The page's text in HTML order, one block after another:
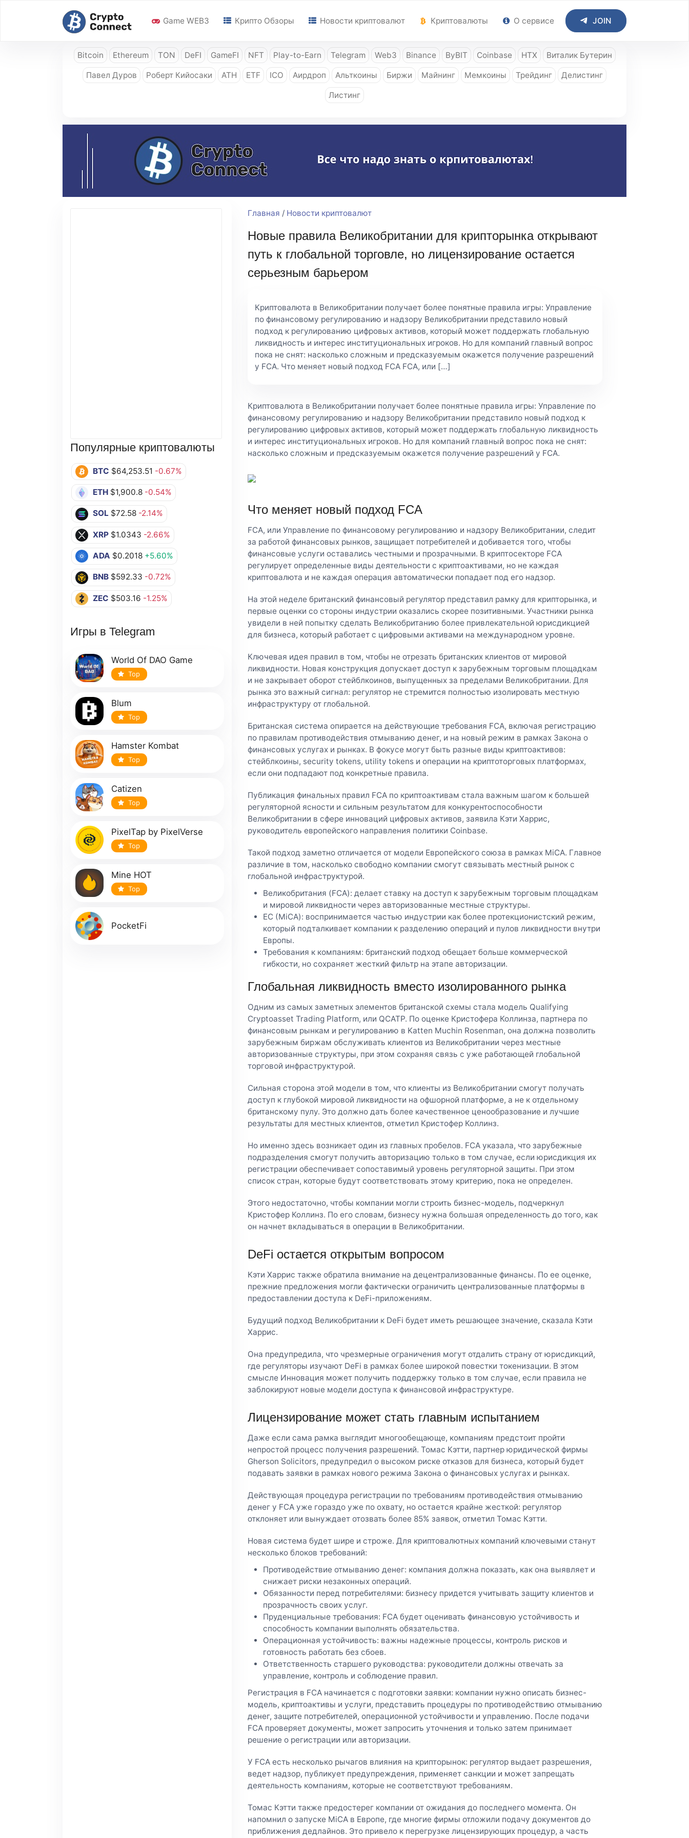
Game WEB3 Крипто Обзоры Новости криптовалют Криптовалюты О сервисе JOIN
Bitcoin Ethereum TON DeFI GameFI NFT Play-to-Earn Telegram Web3 Binance ByBIT Coinbase HTX Виталик Бутерин
Павел Дуров Роберт Кийосаки ATH ETF ICO Аирдроп Альткоины Биржи Майнинг Мемкоины Трейдинг Делистинг
Листинг
Популярные криптовалюты
BTC $64,253.51 -0.67%
ETH $1,900.8 -0.54%
SOL $72.58 -2.14%
XRP $1.0343 -2.66%
ADA $0.2018 +5.60%
BNB $592.33 -0.72%
ZEC $503.16 -1.25%
Игры в Telegram
World Of DAO Game
Top
Blum
Top
Hamster Kombat
Top
Catizen
Top
PixelTap by PixelVerse
Top
Mine HOT
Top
PocketFi
Главная / Новости криптовалют
Новые правила Великобритании для крипторынка открывают
путь к глобальной торговле, но лицензирование остается
серьезным барьером
Криптовалюта в Великобритании получает более понятные правила игры: Управление
по финансовому регулированию и надзору Великобритании представило новый
подход к регулированию цифровых активов, который может поддержать глобальную
ликвидность и интерес институциональных игроков. Но для компаний главный вопрос
пока не снят: насколько сложным и предсказуемым окажется получение разрешений
у FCA. Что меняет новый подход FCA FCA, или […]
Криптовалюта в Великобритании получает более понятные правила игры: Управление по
финансовому регулированию и надзору Великобритании представило новый подход к
регулированию цифровых активов, который может поддержать глобальную ликвидность
и интерес институциональных игроков. Но для компаний главный вопрос пока не снят:
насколько сложным и предсказуемым окажется получение разрешений у FCA.
Что меняет новый подход FCA
FCA, или Управление по финансовому регулированию и надзору Великобритании, следит
за работой финансовых рынков, защищает потребителей и добивается того, чтобы
финансовые услуги оставались честными и прозрачными. В криптосекторе FCA
регулирует определенные виды деятельности с криптоактивами, но не каждая
криптовалюта и не каждая операция автоматически попадает под его надзор.
На этой неделе британский финансовый регулятор представил рамку для крипторынка, и
первые оценки со стороны индустрии оказались скорее позитивными. Участники рынка
увидели в ней попытку сделать Великобританию более привлекательной юрисдикцией
для бизнеса, который работает с цифровыми активами на международном уровне.
Ключевая идея правил в том, чтобы не отрезать британских клиентов от мировой
ликвидности. Новая конструкция допускает доступ к зарубежным торговым площадкам
и не закрывает оборот стейблкоинов, выпущенных за пределами Великобритании. Для
рынка это важный сигнал: регулятор не стремится полностью изолировать местную
инфраструктуру от глобальной.
Британская система опирается на действующие требования FCA, включая регистрацию
по правилам противодействия отмыванию денег, и на новый режим в рамках Закона о
финансовых услугах и рынках. В фокусе могут быть разные виды криптоактивов:
стейблкоины, security tokens, utility tokens и операции на криптоторговых платформах,
если они подпадают под конкретные правила.
Публикация финальных правил FCA по криптоактивам стала важным шагом к большей
регуляторной ясности и сильным результатом для конкурентоспособности
Великобритании в сфере инноваций цифровых активов, заявила Кэти Харрис,
руководитель европейского направления политики Coinbase.
Такой подход заметно отличается от модели Европейского союза в рамках MiCA. Главное
различие в том, насколько свободно компании смогут связывать местный рынок с
глобальной инфраструктурой.
Великобритания (FCA): делает ставку на доступ к зарубежным торговым площадкам
и мировой ликвидности через авторизованные местные структуры.
ЕС (MiCA): воспринимается частью индустрии как более протекционистский режим,
который подталкивает компании к разделению операций и пулов ликвидности внутри
Европы.
Требования к компаниям: британский подход обещает больше коммерческой
гибкости, но сохраняет жесткий фильтр на этапе авторизации.
Глобальная ликвидность вместо изолированного рынка
Одним из самых заметных элементов британской схемы стала модель Qualifying
Cryptoasset Trading Platform, или QCATP. По оценке Кристофера Коллинза, партнера по
финансовым рынкам и регулированию в Katten Muchin Rosenman, она должна позволить
зарубежным биржам обслуживать клиентов из Великобритании через местные
авторизованные структуры, при этом сохраняя связь с уже работающей глобальной
торговой инфраструктурой.
Сильная сторона этой модели в том, что клиенты из Великобритании смогут получать
доступ к глубокой мировой ликвидности на офшорной платформе, а не к отдельному
британскому пулу. Это должно дать более качественное ценообразование и лучшие
результаты для местных клиентов, отметил Кристофер Коллинз.
Но именно здесь возникает один из главных пробелов. FCA указала, что зарубежные
подразделения смогут получить авторизацию только в том случае, если юрисдикция их
регистрации обеспечивает сопоставимый уровень регуляторной защиты. При этом
список стран, которые будут соответствовать этому критерию, пока не определен.
Этого недостаточно, чтобы компании могли строить бизнес-модель, подчеркнул
Кристофер Коллинз. По его словам, бизнесу нужна большая определенность до того, как
он начнет вкладываться в операции в Великобритании.
DeFi остается открытым вопросом
Кэти Харрис также обратила внимание на децентрализованные финансы. По ее оценке,
прежние предложения могли фактически ограничить централизованные платформы в
предоставлении доступа к DeFi-приложениям.
Будущий подход Великобритании к DeFi будет иметь решающее значение, сказала Кэти
Харрис.
Она предупредила, что чрезмерные ограничения могут отдалить страну от юрисдикций,
где регуляторы изучают DeFi в рамках более широкой повестки токенизации. В этом
смысле Инновация может получить поддержку только в том случае, если правила не
заблокируют новые модели доступа к финансовой инфраструктуре.
Лицензирование может стать главным испытанием
Даже если сама рамка выглядит многообещающе, компаниям предстоит пройти
непростой процесс получения разрешений. Томас Кэтти, партнер юридической фирмы
Gherson Solicitors, предупредил о высоком риске отказов для бизнеса, который будет
подавать заявки в рамках нового режима Закона о финансовых услугах и рынках.
Действующая процедура регистрации по требованиям противодействия отмыванию
денег у FCA уже гораздо уже по охвату, но остается крайне жесткой: регулятор
отклоняет или вынуждает отозвать более 85% заявок, отметил Томас Кэтти.
Новая система будет шире и строже. Для криптовалютных компаний ключевыми станут
несколько блоков требований:
Противодействие отмыванию денег: компания должна показать, как она выявляет и
снижает риски незаконных операций.
Обязанности перед потребителями: бизнесу придется учитывать защиту клиентов и
прозрачность своих услуг.
Пруденциальные требования: FCA будет оценивать финансовую устойчивость и
способность компании выполнять обязательства.
Операционная устойчивость: важны надежные процессы, контроль рисков и
готовность работать без сбоев.
Ответственность старшего руководства: руководители должны отвечать за
управление, контроль и соблюдение правил.
Регистрация в FCA начинается с подготовки заявки: компании нужно описать бизнес-
модель, криптоактивы и услуги, представить процедуры по противодействию отмыванию
денег, защите потребителей, операционной устойчивости и управлению. После подачи
FCA проверяет документы, может запросить уточнения и только затем принимает
решение о регистрации или авторизации.
У FCA есть несколько рычагов влияния на крипторынок: регулятор выдает разрешения,
ведет надзор, публикует предупреждения, применяет санкции и может запрещать
деятельность компаниям, которые не соответствуют требованиям.
Томас Кэтти также предостерег компании от ожидания до последнего момента. Он
напомнил о запуске MiCA в Европе, где многие фирмы отложили подачу документов до
приближения дедлайнов. Это привело к перегрузке лицензирующих процедур, а часть